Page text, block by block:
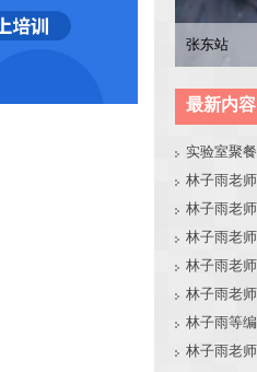
林子雨
张东站
林文水
冯少荣
最新内容